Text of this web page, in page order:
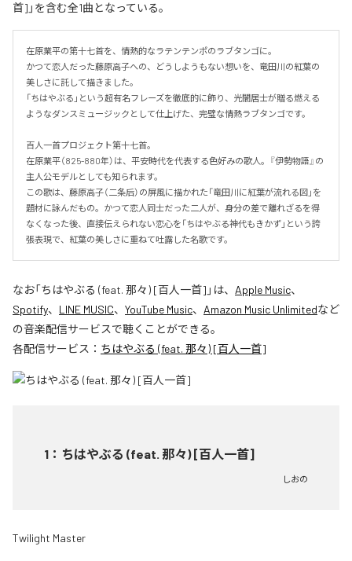
首]」を含む全1曲となっている。
在原業平の第十七首を、情熱的なラテンテンポのラブタンゴに。
かつて恋人だった藤原高子への、どうしようもない想いを、竜田川の紅葉の
美しさに託して描きました。
「ちはやぶる」という超有名フレーズを徹底的に飾り、光闇居士が贈る燃える
ようなダンスミュージックとして仕上げた、完璧な情熱ラブタンゴです。
百人一首プロジェクト第十七首。
在原業平（825-880年）は、平安時代を代表する色好みの歌人。『伊勢物語』の
主人公モデルとしても知られます。
この歌は、藤原高子（二条后）の屏風に描かれた「竜田川に紅葉が流れる図」を
題材に詠んだもの。かつて恋人同士だった二人が、身分の差で離れざるを得
なくなった後、直接伝えられない恋心を「ちはやぶる神代もきかず」という誇
張表現で、紅葉の美しさに重ねて吐露した名歌です。
なお「ちはやぶる (feat. 那々) [百人一首] 」は、 Apple Music、
Spotify、 LINE MUSIC、 YouTube Music、 Amazon Music Unlimitedなど
の音楽配信サービスで聴くことができる。
各配信サービス： ちはやぶる (feat. 那々) [百人一首]
1 ： ちはやぶる (feat. 那々) [百人一首]
しおの
Twilight Master